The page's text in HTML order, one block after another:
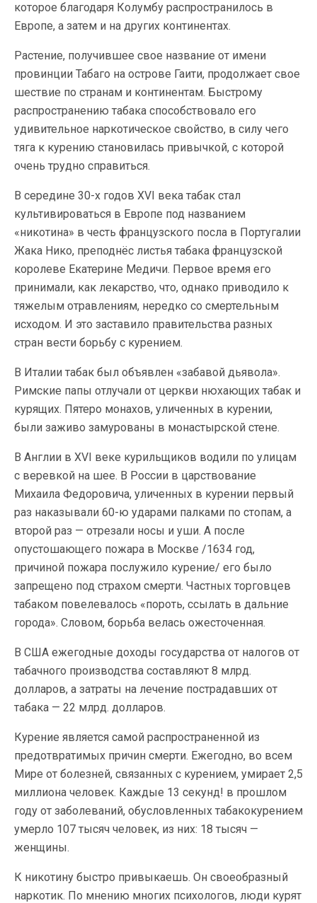
которое благодаря Колумбу распространилось в
Европе, а затем и на других континентах.
Растение, получившее свое название от имени
провинции Табаго на острове Гаити, продолжает свое
шествие по странам и континентам. Быстрому
распространению табака способствовало его
удивительное наркотическое свойство, в силу чего
тяга к курению становилась привычкой, с которой
очень трудно справиться.
В середине 30-х годов XVI века табак стал
культивироваться в Европе под названием
«никотина» в честь французского посла в Португалии
Жака Нико, преподнёс листья табака французской
королеве Екатерине Медичи. Первое время его
принимали, как лекарство, что, однако приводило к
тяжелым отравлениям, нередко со смертельным
исходом. И это заставило правительства разных
стран вести борьбу с курением.
В Италии табак был объявлен «забавой дьявола».
Римские папы отлучали от церкви нюхающих табак и
курящих. Пятеро монахов, уличенных в курении,
были заживо замурованы в монастырской стене.
В Англии в ХVI веке курильщиков водили по улицам
с веревкой на шее. В России в царствование
Михаила Федоровича, уличенных в курении первый
раз наказывали 60-ю ударами палками по стопам, а
второй раз — отрезали носы и уши. А после
опустошающего пожара в Москве /1634 год,
причиной пожара послужило курение/ его было
запрещено под страхом смерти. Частных торговцев
табаком повелевалось «пороть, ссылать в дальние
города». Словом, борьба велась ожесточенная.
В США ежегодные доходы государства от налогов от
табачного производства составляют 8 млрд.
долларов, а затраты на лечение пострадавших от
табака — 22 млрд. долларов.
Курение является самой распространенной из
предотвратимых причин смерти. Ежегодно, во всем
Мире от болезней, связанных с курением, умирает 2,5
миллиона человек. Каждые 13 секунд! в прошлом
году от заболеваний, обусловленных табакокурением
умерло 107 тысяч человек, из них: 18 тысяч —
женщины.
К никотину быстро привыкаешь. Он своеобразный
наркотик. По мнению многих психологов, люди курят